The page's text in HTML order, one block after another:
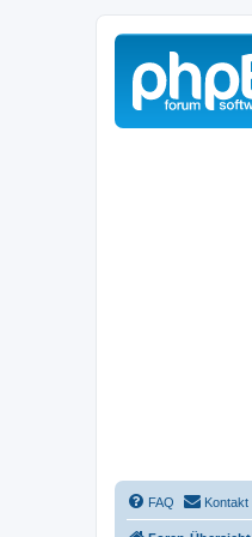
FAQ Kontakt